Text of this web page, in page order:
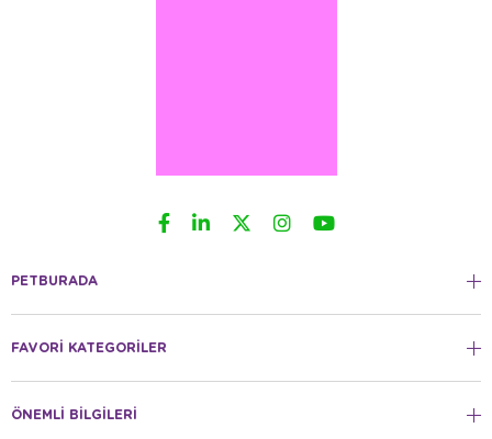
PETBURADA
FAVORİ KATEGORİLER
ÖNEMLİ BİLGİLERİ